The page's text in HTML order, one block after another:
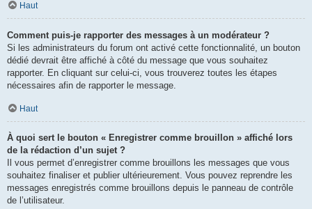
Haut
Comment puis-je rapporter des messages à un modérateur ?
Si les administrateurs du forum ont activé cette fonctionnalité, un bouton
dédié devrait être affiché à côté du message que vous souhaitez
rapporter. En cliquant sur celui-ci, vous trouverez toutes les étapes
nécessaires afin de rapporter le message.
Haut
À quoi sert le bouton « Enregistrer comme brouillon » affiché lors
de la rédaction d’un sujet ?
Il vous permet d’enregistrer comme brouillons les messages que vous
souhaitez finaliser et publier ultérieurement. Vous pouvez reprendre les
messages enregistrés comme brouillons depuis le panneau de contrôle
de l’utilisateur.